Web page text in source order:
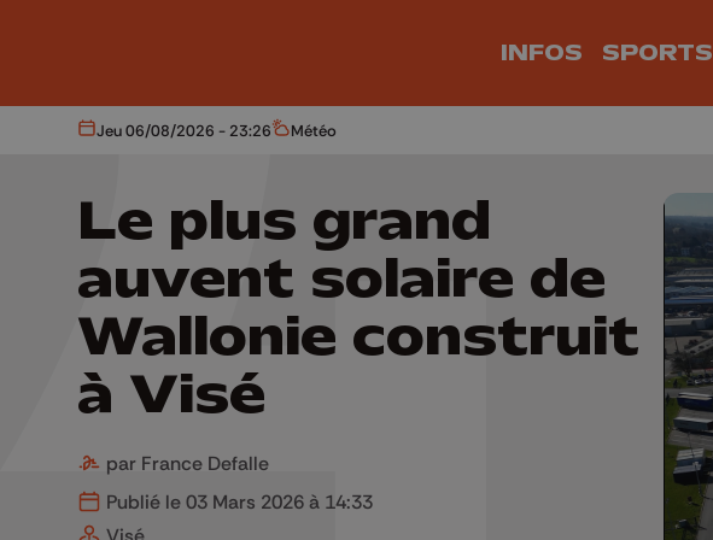
INFOS SPORTS
Aujourd'hui
Jeu 06/08/2026 - 23:26 Météo
Météo
Le plus grand
auvent solaire de
Wallonie construit
à Visé
par France Defalle
Publié le 03 Mars 2026 à 14:33
Visé